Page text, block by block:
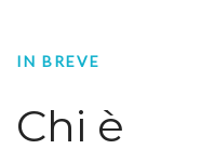
IN BREVE
Chi è